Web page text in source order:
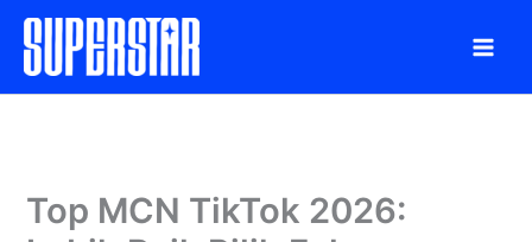
Skip
content
Top MCN TikTok 2026: